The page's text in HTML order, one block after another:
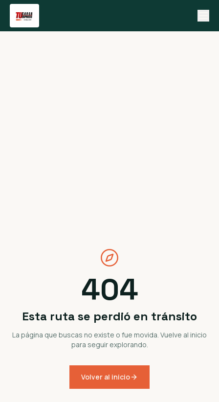
404
Esta ruta se perdió en tránsito
La página que buscas no existe o fue movida. Vuelve al inicio
para seguir explorando.
Volver al inicio